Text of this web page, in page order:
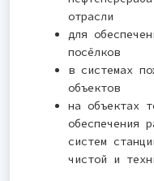
отрасли
для
посёлков
в системах
объектов
на объектах
обеспечения
систем
чистой и